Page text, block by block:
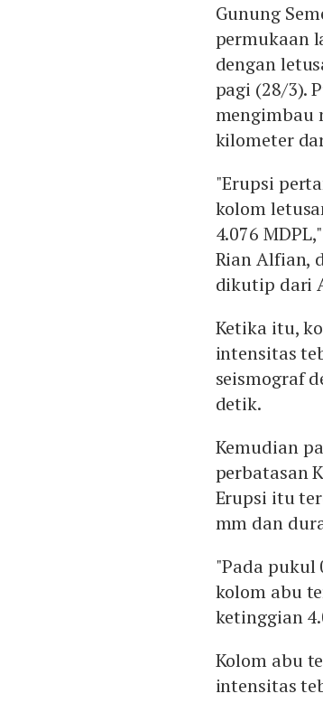
Gunung
permukaan
dengan
pagi (28/3).
mengimbau
kilometer
"Erupsi
kolom
4.076
Rian Alfian,
dikutip dari
Ketika itu,
intensitas
seismograf
detik.
Kemudian
perbatasan
Erupsi itu
mm dan
"Pada pukul
kolom abu
ketinggian
Kolom abu
intensitas